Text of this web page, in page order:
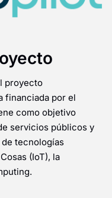
proyecto
financiada por el
como objetivo
servicios públicos y
tecnologías
(IoT), la